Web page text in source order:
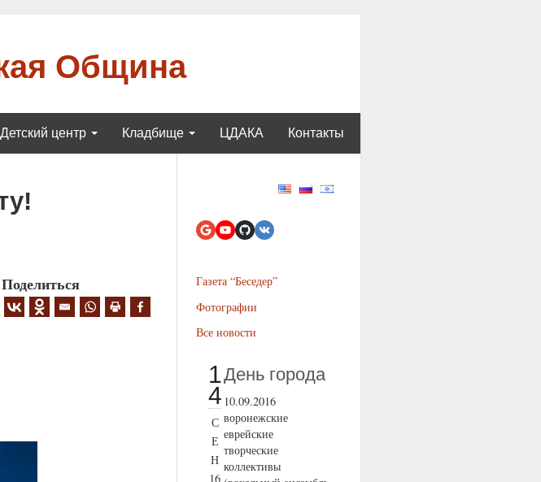
Община
Детский центр Кладбище ЦДАКА Контакты
Поделиться
Газета “Беседер”
Фотографии
Все новости
1
4
С
Е
Н
16
День города
10.09.2016
воронежские
еврейские
творческие
коллективы